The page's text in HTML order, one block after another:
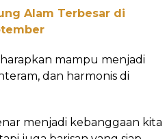
Alam Terbesar di
mampu menjadi
dan harmonis di
menjadi kebanggaan kita